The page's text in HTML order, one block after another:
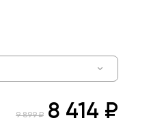
9 899 ₽ 8 414 ₽